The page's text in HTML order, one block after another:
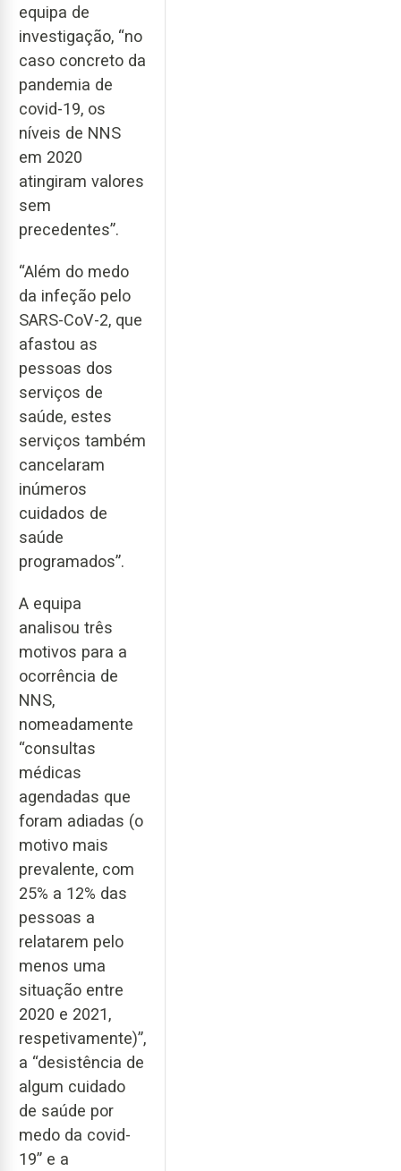
equipa de
investigação, “no
caso concreto da
pandemia de
covid-19, os
níveis de NNS
em 2020
atingiram valores
sem
precedentes”.
“Além do medo
da infeção pelo
SARS-CoV-2, que
afastou as
pessoas dos
serviços de
saúde, estes
serviços também
cancelaram
inúmeros
cuidados de
saúde
programados”.
A equipa
analisou três
motivos para a
ocorrência de
NNS,
nomeadamente
“consultas
médicas
agendadas que
foram adiadas (o
motivo mais
prevalente, com
25% a 12% das
pessoas a
relatarem pelo
menos uma
situação entre
2020 e 2021,
respetivamente)”,
a “desistência de
algum cuidado
de saúde por
medo da covid-
19” e a